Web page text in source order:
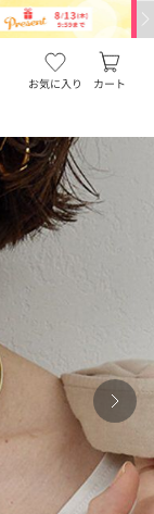
お気に入り カート